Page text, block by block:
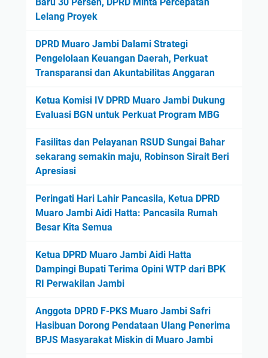
Baru 30 Persen, DPRD Minta Percepatan
Lelang Proyek
DPRD Muaro Jambi Dalami Strategi
Pengelolaan Keuangan Daerah, Perkuat
Transparansi dan Akuntabilitas Anggaran
Ketua Komisi IV DPRD Muaro Jambi Dukung
Evaluasi BGN untuk Perkuat Program MBG
Fasilitas dan Pelayanan RSUD Sungai Bahar
sekarang semakin maju, Robinson Sirait Beri
Apresiasi
Peringati Hari Lahir Pancasila, Ketua DPRD
Muaro Jambi Aidi Hatta: Pancasila Rumah
Besar Kita Semua
Ketua DPRD Muaro Jambi Aidi Hatta
Dampingi Bupati Terima Opini WTP dari BPK
RI Perwakilan Jambi
Anggota DPRD F-PKS Muaro Jambi Safri
Hasibuan Dorong Pendataan Ulang Penerima
BPJS Masyarakat Miskin di Muaro Jambi